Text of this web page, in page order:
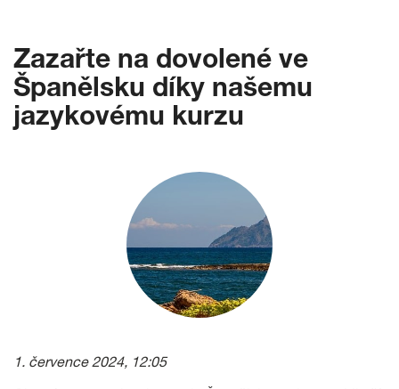
Zazařte na dovolené ve
Španělsku díky našemu
jazykovému kurzu
1. července 2024, 12:05